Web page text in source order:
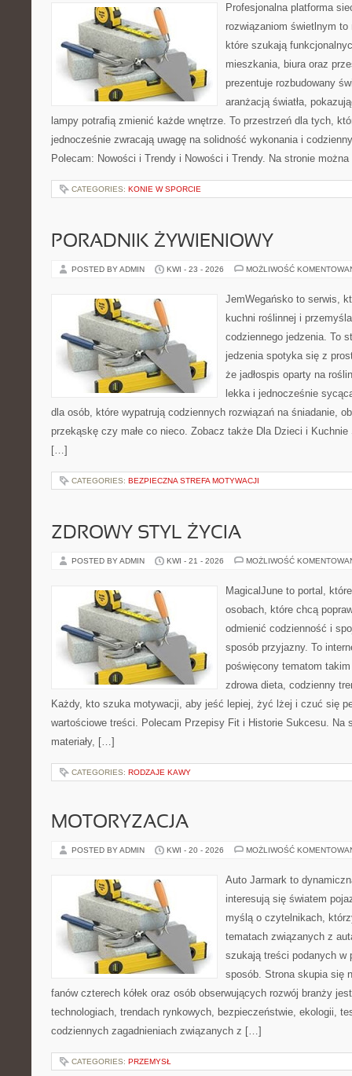
Profesjonalna platforma
rozwiązaniom świetlnym
które szukają
mieszkania, biura oraz
prezentuje rozbudowany
aranżacją światła,
lampy potrafią zmienić każde wnętrze. To przestrzeń dla tych,
jednocześnie zwracają uwagę na solidność wykonania i
Polecam: Nowości i Trendy i Nowości i Trendy. Na stronie
CATEGORIES: KONIE W SPORCIE
PORADNIK ŻYWIENIOWY
POSTED BY ADMIN KWI - 23 - 2026 MOŻLIWOŚĆ
JemWegańsko to serwis,
kuchni roślinnej i
codziennego jedzenia. To
jedzenia spotyka się z
że jadłospis oparty na
lekka i jednocześnie
dla osób, które wypatrują codziennych rozwiązań na śniadanie,
przekąskę czy małe co nieco. Zobacz także Dla Dzieci i
[…]
CATEGORIES: BEZPIECZNA STREFA MOTYWACJI
ZDROWY STYL ŻYCIA
POSTED BY ADMIN KWI - 21 - 2026 MOŻLIWOŚĆ
MagicalJune to portal,
osobach, które chcą
odmienić codzienność i
sposób przyjazny. To
poświęcony tematom
zdrowa dieta, codzienny
Każdy, kto szuka motywacji, aby jeść lepiej, żyć lżej i czuć się
wartościowe treści. Polecam Przepisy Fit i Historie Sukcesu. Na
materiały, […]
CATEGORIES: RODZAJE KAWY
MOTORYZACJA
POSTED BY ADMIN KWI - 20 - 2026 MOŻLIWOŚĆ
Auto Jarmark to
interesują się światem
myślą o czytelnikach,
tematach związanych z
szukają treści podanych w
sposób. Strona skupia się
fanów czterech kółek oraz osób obserwujących rozwój branży
technologiach, trendach rynkowych, bezpieczeństwie, ekologii,
codziennych zagadnieniach związanych z […]
CATEGORIES: PRZEMYSŁ